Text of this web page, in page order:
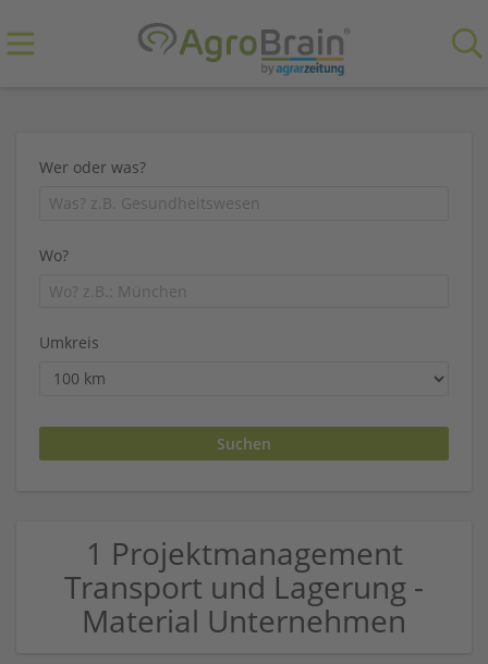
Wer oder was?
Wo?
Umkreis
1 Projektmanagement
Transport und Lagerung -
Material Unternehmen